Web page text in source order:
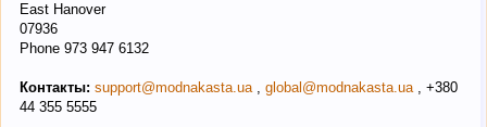
East Hanover
07936
Phone 973 947 6132
Контакты: support@modnakasta.ua, global@modnakasta.ua, +380
44 355 5555